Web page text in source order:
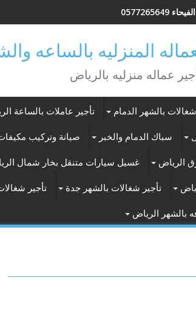
عماله منزليه بالرياض
بالشهر الدمام تأجير عاملات بالساعة
سباك الدمام والخبر صيانة وتركيب مكيفات
الرياض غسيل سيارات متنقل بخار شمال
تأجير شغالات بالشهر جدة تأجير
بالشهر الرياض